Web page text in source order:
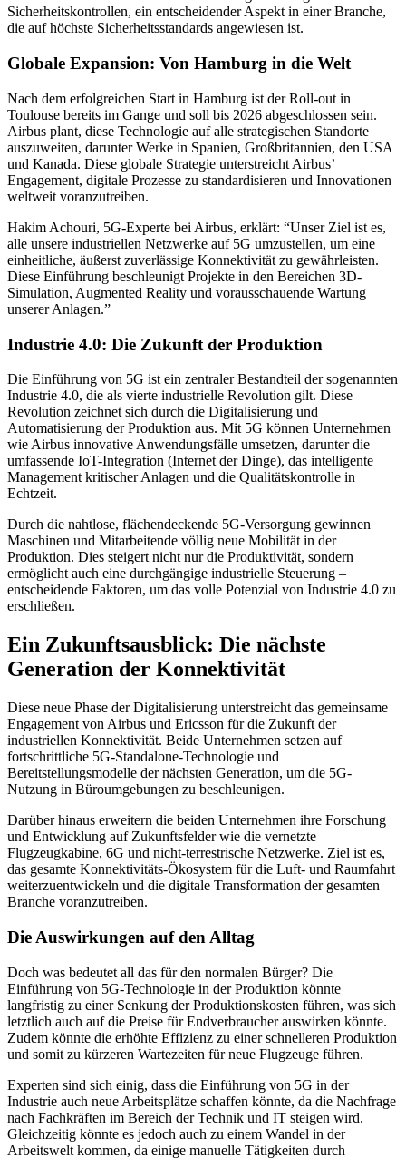
Sicherheitskontrollen, ein entscheidender Aspekt in einer Branche,
die auf höchste Sicherheitsstandards angewiesen ist.
Globale Expansion: Von Hamburg in die Welt
Nach dem erfolgreichen Start in Hamburg ist der Roll-out in
Toulouse bereits im Gange und soll bis 2026 abgeschlossen sein.
Airbus plant, diese Technologie auf alle strategischen Standorte
auszuweiten, darunter Werke in Spanien, Großbritannien, den USA
und Kanada. Diese globale Strategie unterstreicht Airbus’
Engagement, digitale Prozesse zu standardisieren und Innovationen
weltweit voranzutreiben.
Hakim Achouri, 5G-Experte bei Airbus, erklärt: “Unser Ziel ist es,
alle unsere industriellen Netzwerke auf 5G umzustellen, um eine
einheitliche, äußerst zuverlässige Konnektivität zu gewährleisten.
Diese Einführung beschleunigt Projekte in den Bereichen 3D-
Simulation, Augmented Reality und vorausschauende Wartung
unserer Anlagen.”
Industrie 4.0: Die Zukunft der Produktion
Die Einführung von 5G ist ein zentraler Bestandteil der sogenannten
Industrie 4.0, die als vierte industrielle Revolution gilt. Diese
Revolution zeichnet sich durch die Digitalisierung und
Automatisierung der Produktion aus. Mit 5G können Unternehmen
wie Airbus innovative Anwendungsfälle umsetzen, darunter die
umfassende IoT-Integration (Internet der Dinge), das intelligente
Management kritischer Anlagen und die Qualitätskontrolle in
Echtzeit.
Durch die nahtlose, flächendeckende 5G-Versorgung gewinnen
Maschinen und Mitarbeitende völlig neue Mobilität in der
Produktion. Dies steigert nicht nur die Produktivität, sondern
ermöglicht auch eine durchgängige industrielle Steuerung –
entscheidende Faktoren, um das volle Potenzial von Industrie 4.0 zu
erschließen.
Ein Zukunftsausblick: Die nächste
Generation der Konnektivität
Diese neue Phase der Digitalisierung unterstreicht das gemeinsame
Engagement von Airbus und Ericsson für die Zukunft der
industriellen Konnektivität. Beide Unternehmen setzen auf
fortschrittliche 5G-Standalone-Technologie und
Bereitstellungsmodelle der nächsten Generation, um die 5G-
Nutzung in Büroumgebungen zu beschleunigen.
Darüber hinaus erweitern die beiden Unternehmen ihre Forschung
und Entwicklung auf Zukunftsfelder wie die vernetzte
Flugzeugkabine, 6G und nicht-terrestrische Netzwerke. Ziel ist es,
das gesamte Konnektivitäts-Ökosystem für die Luft- und Raumfahrt
weiterzuentwickeln und die digitale Transformation der gesamten
Branche voranzutreiben.
Die Auswirkungen auf den Alltag
Doch was bedeutet all das für den normalen Bürger? Die
Einführung von 5G-Technologie in der Produktion könnte
langfristig zu einer Senkung der Produktionskosten führen, was sich
letztlich auch auf die Preise für Endverbraucher auswirken könnte.
Zudem könnte die erhöhte Effizienz zu einer schnelleren Produktion
und somit zu kürzeren Wartezeiten für neue Flugzeuge führen.
Experten sind sich einig, dass die Einführung von 5G in der
Industrie auch neue Arbeitsplätze schaffen könnte, da die Nachfrage
nach Fachkräften im Bereich der Technik und IT steigen wird.
Gleichzeitig könnte es jedoch auch zu einem Wandel in der
Arbeitswelt kommen, da einige manuelle Tätigkeiten durch